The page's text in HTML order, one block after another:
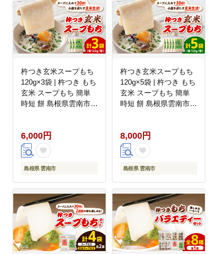
杵つき玄米スープもち
120g×3袋 | 杵つき もち
玄米 スープもち 簡単
時短 餅 島根県雲南市/
6,000円
島根県 雲南市
杵つき玄米スープもち
120g×5袋 | 杵つき もち
玄米 スープもち 簡単
時短 餅 島根県雲南市/
8,000円
島根県 雲南市